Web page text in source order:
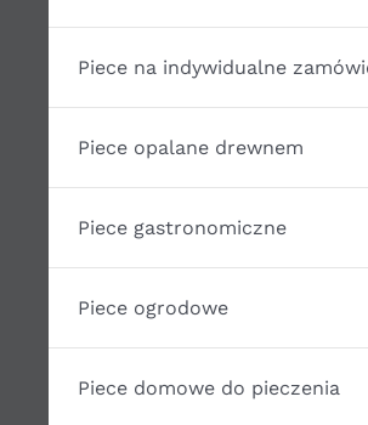
Piece na indywidualne
Piece opalane drewnem
Piece gastronomiczne
Piece ogrodowe
Piece domowe do pieczenia